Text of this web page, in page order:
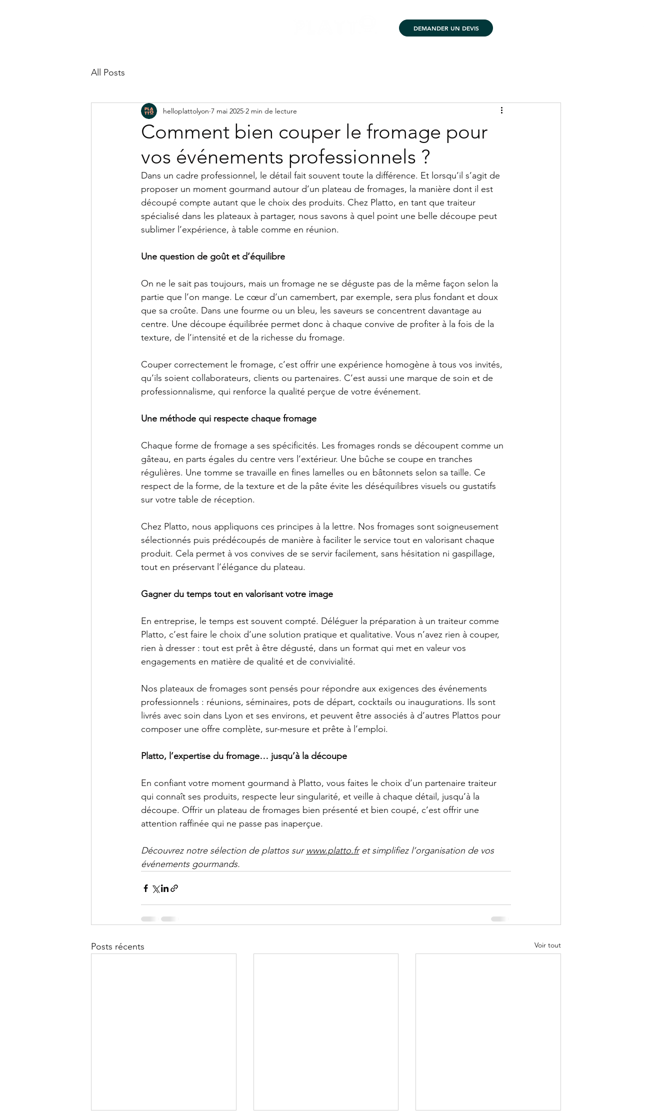
DEMANDER UN DEVIS
All Posts
Comment bien couper le fromage pour
vos événements professionnels ?
helloplattolyon 7 mai 2025 2 min de lecture
Dans un cadre professionnel, le détail fait souvent toute la différence. Et lorsqu’il s’agit de
proposer un moment gourmand autour d’un plateau de fromages, la manière dont il est
découpé compte autant que le choix des produits. Chez Platto, en tant que traiteur
spécialisé dans les plateaux à partager, nous savons à quel point une belle découpe peut
sublimer l’expérience, à table comme en réunion.
Une question de goût et d’équilibre
On ne le sait pas toujours, mais un fromage ne se déguste pas de la même façon selon la
partie que l’on mange. Le cœur d’un camembert, par exemple, sera plus fondant et doux
que sa croûte. Dans une fourme ou un bleu, les saveurs se concentrent davantage au
centre. Une découpe équilibrée permet donc à chaque convive de profiter à la fois de la
texture, de l’intensité et de la richesse du fromage.
Couper correctement le fromage, c’est offrir une expérience homogène à tous vos invités,
qu’ils soient collaborateurs, clients ou partenaires. C’est aussi une marque de soin et de
professionnalisme, qui renforce la qualité perçue de votre événement.
Une méthode qui respecte chaque fromage
Chaque forme de fromage a ses spécificités. Les fromages ronds se découpent comme un
gâteau, en parts égales du centre vers l’extérieur. Une bûche se coupe en tranches
régulières. Une tomme se travaille en fines lamelles ou en bâtonnets selon sa taille. Ce
respect de la forme, de la texture et de la pâte évite les déséquilibres visuels ou gustatifs
sur votre table de réception.
Chez Platto, nous appliquons ces principes à la lettre. Nos fromages sont soigneusement
sélectionnés puis prédécoupés de manière à faciliter le service tout en valorisant chaque
produit. Cela permet à vos convives de se servir facilement, sans hésitation ni gaspillage,
tout en préservant l’élégance du plateau.
Gagner du temps tout en valorisant votre image
En entreprise, le temps est souvent compté. Déléguer la préparation à un traiteur comme
Platto, c’est faire le choix d’une solution pratique et qualitative. Vous n’avez rien à couper,
rien à dresser : tout est prêt à être dégusté, dans un format qui met en valeur vos
engagements en matière de qualité et de convivialité.
Nos plateaux de fromages sont pensés pour répondre aux exigences des événements
professionnels : réunions, séminaires, pots de départ, cocktails ou inaugurations. Ils sont
livrés avec soin dans Lyon et ses environs, et peuvent être associés à d’autres Plattos pour
composer une offre complète, sur-mesure et prête à l’emploi.
Platto, l’expertise du fromage… jusqu’à la découpe
En confiant votre moment gourmand à Platto, vous faites le choix d’un partenaire traiteur
qui connaît ses produits, respecte leur singularité, et veille à chaque détail, jusqu’à la
découpe. Offrir un plateau de fromages bien présenté et bien coupé, c’est offrir une
attention raffinée qui ne passe pas inaperçue.
Découvrez notre sélection de plattos sur www.platto.fr et simplifiez l’organisation de vos
événements gourmands.
Posts récents Voir tout